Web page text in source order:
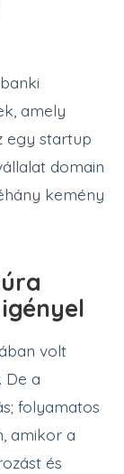
amely
egy startup
domain
kemény
volt
a
folyamatos
amikor a
és